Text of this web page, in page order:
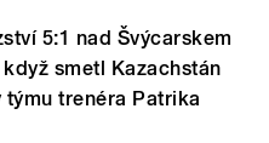
5:1 nad Švýcarskem
smetl Kazachstán
trenéra Patrika